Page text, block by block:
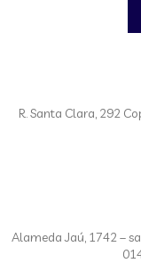
R. Santa Clara, 292
Alameda Jaú, 1742 –